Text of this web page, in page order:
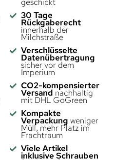
30 Tage
Rückgaberecht
innerhalb der
Milchstraße
Verschlüsselte
Datenübertragung
sicher vor dem
Imperium
CO2-kompensierter
Versand nachhaltig
mit DHL GoGreen
Kompakte
Verpackung weniger
Müll, mehr Platz im
Frachtraum
Viele Artikel
inklusive Schrauben